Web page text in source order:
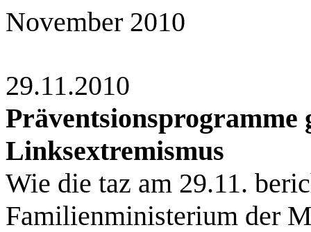
November 2010
29.11.2010
Präventsionsprogramme
Linksextremismus
Wie die taz am 29.11.
Familienministerium der